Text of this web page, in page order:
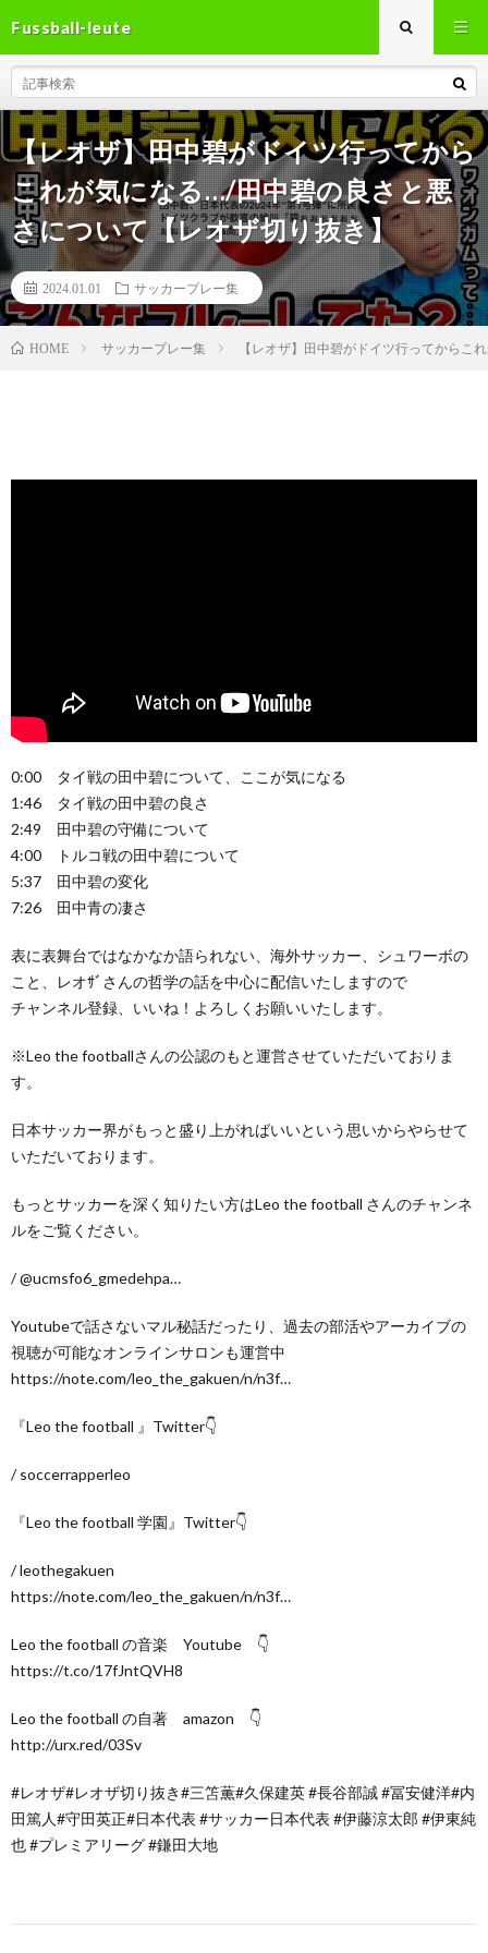
Fussball-leute
【レオザ】田中碧がドイツ行ってから
これが気になる…/田中碧の良さと悪
さについて【レオザ切り抜き】
2024.01.01 サッカープレー集
HOME サッカープレー集 【レオザ】田中碧がドイツ行ってからこ
0:00 タイ戦の田中碧について、ここが気になる
1:46 タイ戦の田中碧の良さ
2:49 田中碧の守備について
4:00 トルコ戦の田中碧について
5:37 田中碧の変化
7:26 田中青の凄さ
表に表舞台ではなかなか語られない、海外サッカー、シュワーボの
こと、レオｻﾞさんの哲学の話を中心に配信いたしますので
チャンネル登録、いいね！よろしくお願いいたします。
※Leo the footballさんの公認のもと運営させていただいておりま
す。
日本サッカー界がもっと盛り上がればいいという思いからやらせて
いただいております。
もっとサッカーを深く知りたい方はLeo the football さんのチャンネ
ルをご覧ください。
/ @ucmsfo6_gmedehpa…
Youtubeで話さないマル秘話だったり、過去の部活やアーカイブの
視聴が可能なオンラインサロンも運営中
https://note.com/leo_the_gakuen/n/n3f…
『Leo the football 』Twitter👇
/ soccerrapperleo
『Leo the football 学園』Twitter👇
/ leothegakuen
https://note.com/leo_the_gakuen/n/n3f…
Leo the football の音楽 Youtube 👇
https://t.co/17fJntQVH8
Leo the football の自著 amazon 👇
http://urx.red/03Sv
#レオザ#レオザ切り抜き#三笘薫#久保建英 #長谷部誠 #冨安健洋#内
田篤人#守田英正#日本代表 #サッカー日本代表 #伊藤涼太郎 #伊東純
也 #プレミアリーグ #鎌田大地